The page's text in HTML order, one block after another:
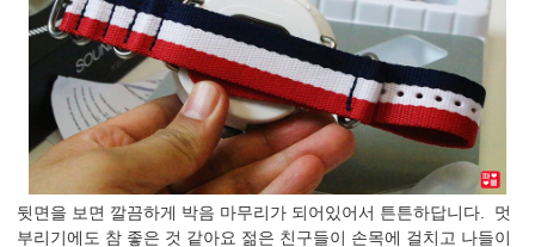
뒷면을 보면 깔끔하게 박음 마무리가 되어있어서 튼튼하답니다. 멋
부리기에도 참 좋은 것 같아요 젊은 친구들이 손목에 걸치고 나들이